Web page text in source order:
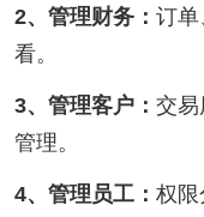
2、管理财务： 订单
看。
3、管理客户： 交易
管理。
4、管理员工： 权限